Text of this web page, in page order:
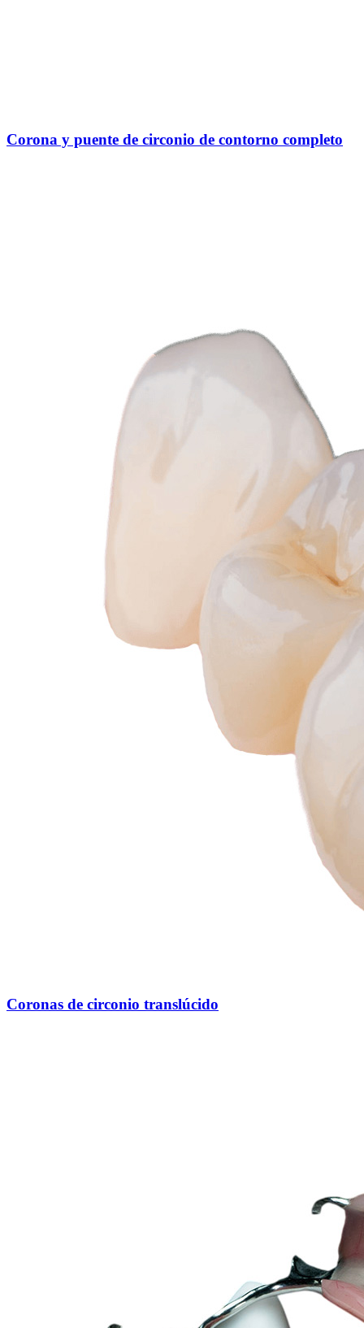
Corona y puente de circonio de contorno completo
Coronas de circonio translúcido